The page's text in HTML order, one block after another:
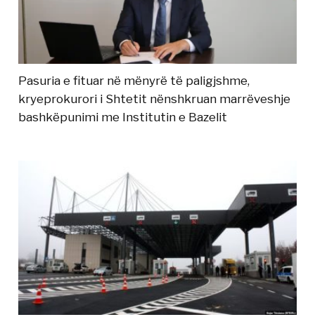
Pasuria e fituar në mënyrë të paligjshme,
kryeprokurori i Shtetit nënshkruan marrëveshje
bashkëpunimi me Institutin e Bazelit